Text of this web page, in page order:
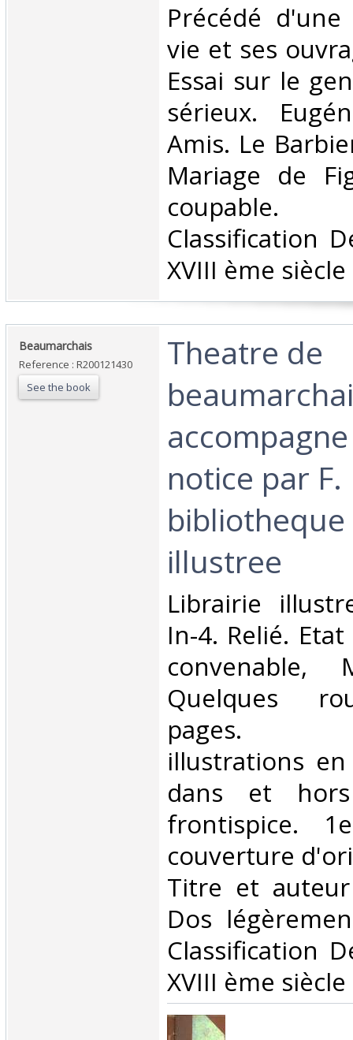
‎Précédé
vie et ses
Essai sur le
sérieux.
Amis. Le
Mariage de
Classification
XVIII ème siècle‎
‎Beaumarchais‎
Reference : R200121430
See the book
‎Theatre de
notice par
illustree‎
‎Librairie
In-4. Relié.
convenable,
Quelques
pages.
illustrations
dans et
frontispice.
couverture
Titre et
Dos
Classification
XVIII ème siècle‎